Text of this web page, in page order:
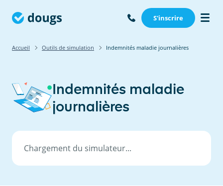
S'inscrire
Accueil Outils de simulation Indemnités maladie journalières
Indemnités maladie
journalières
Chargement du simulateur...